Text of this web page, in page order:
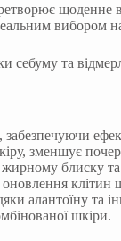
щоденне
вибором
та
зменшує
блиску
клітин
алантоїну та
шкіри.